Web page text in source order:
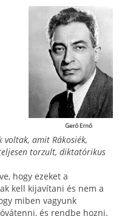
voltak, amit Rá­kosiék,
torzult, diktatórikus
hogy eze­ket a
kell kija­vítani és nem a
miben vagyunk
és rendbe hozni.